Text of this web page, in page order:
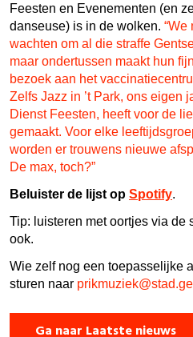
Feesten en Evenementen (en
danseuse) is in de wolken. “We
wachten om al die straffe
maar ondertussen maakt hun
bezoek aan het
Zelfs Jazz in ’t Park, ons eigen
Dienst Feesten, heeft voor de
gemaakt. Voor elke
worden er trouwens nieuwe
De max, toch?”
Beluister de lijst op Spotify.
Tip: luisteren met oortjes via de
ook.
Wie zelf nog een toepasselijke
sturen naar
Ga naar Laatste nieuws